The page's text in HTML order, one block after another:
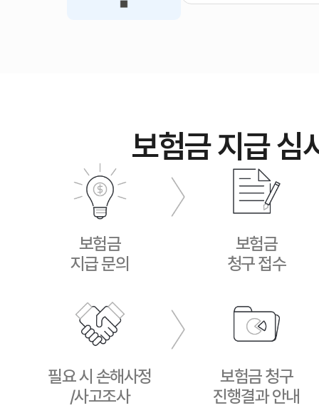
보험금 지급 심
보험금
지급 문의
보험금
청구 접수
필요 시 손해사정
/사고조사
보험금 청구
진행결과 안내